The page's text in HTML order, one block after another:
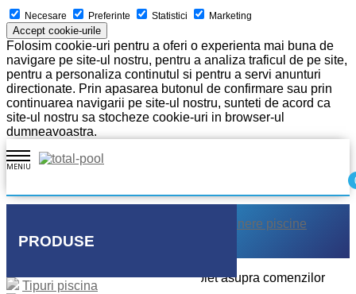
Necesare Preferinte Statistici Marketing
Accept cookie-urile
Folosim cookie-uri pentru a oferi o experienta mai buna de
navigare pe site-ul nostru, pentru a analiza traficul de pe site,
pentru a personaliza continutul si pentru a servi anunturi
directionate. Prin apasarea butonul de confirmare sau prin
continuarea navigarii pe site-ul nostru, sunteti de acord ca
site-ul nostru sa stocheze cookie-uri in browser-ul
dumneavoastra.
MENIU
PRODUSE
Tipuri piscina
Intretinere piscine
Placare piscine
Intra in contul tau si ai control complet asupra comenzilor